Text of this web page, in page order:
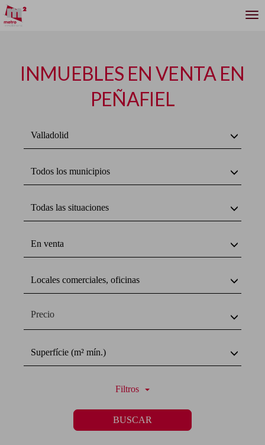
INMUEBLES EN VENTA EN
PEÑAFIEL
Valladolid
Todos los municipios
Todas las situaciones
En venta
Locales comerciales, oficinas
Precio
Superfície (m² mín.)
Filtros
BUSCAR